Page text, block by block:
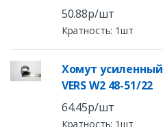
50.88р/шт
Кратность: 1шт
Хомут усиленный
VERS W2 48-51/22
64.45р/шт
Кратность: 1шт